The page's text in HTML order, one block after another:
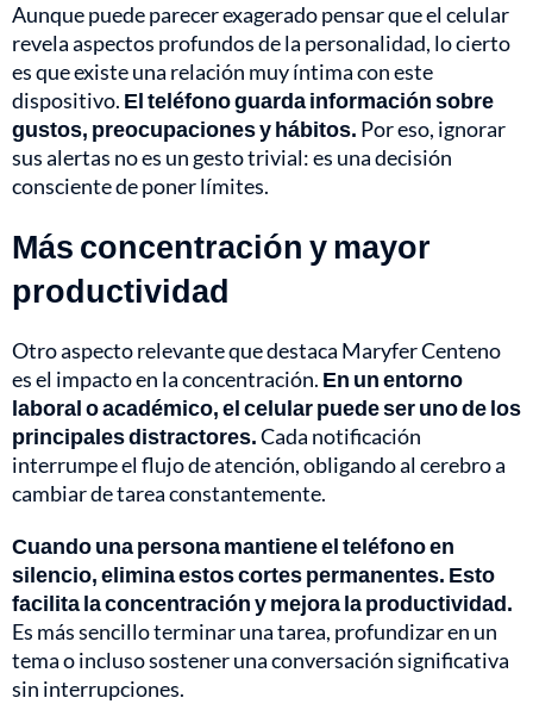
Aunque puede parecer exagerado pensar que el celular
revela aspectos profundos de la personalidad, lo cierto
es que existe una relación muy íntima con este
dispositivo. El teléfono guarda información sobre
gustos, preocupaciones y hábitos. Por eso, ignorar
sus alertas no es un gesto trivial: es una decisión
consciente de poner límites.
Más concentración y mayor
productividad
Otro aspecto relevante que destaca Maryfer Centeno
es el impacto en la concentración. En un entorno
laboral o académico, el celular puede ser uno de los
principales distractores.Cada notificación
interrumpe el flujo de atención, obligando al cerebro a
cambiar de tarea constantemente.
Cuando una persona mantiene el teléfono en
silencio, elimina estos cortes permanentes. Esto
facilita la concentración y mejora la productividad.
Es más sencillo terminar una tarea, profundizar en un
tema o incluso sostener una conversación significativa
sin interrupciones.